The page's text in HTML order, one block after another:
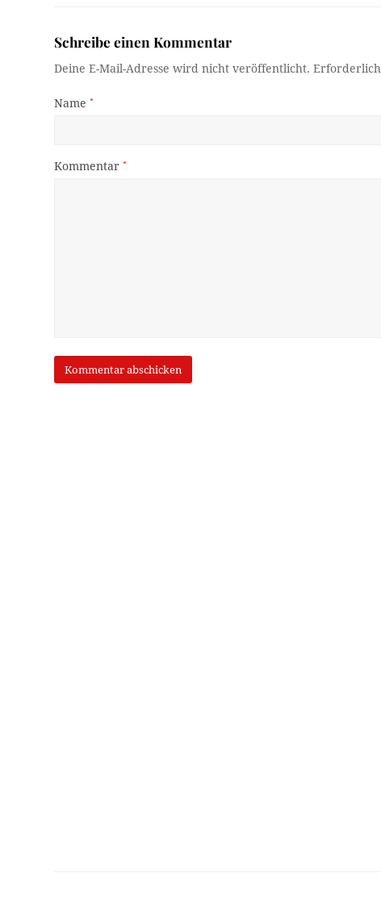
Schreibe einen Kommentar
Deine E-Mail-Adresse wird nicht veröffentlicht.
Name*
Kommentar*